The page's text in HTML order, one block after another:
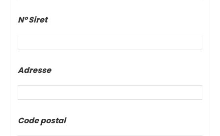
N° Siret
Adresse
Code postal